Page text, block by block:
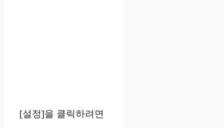
[설정]을 클릭하려면